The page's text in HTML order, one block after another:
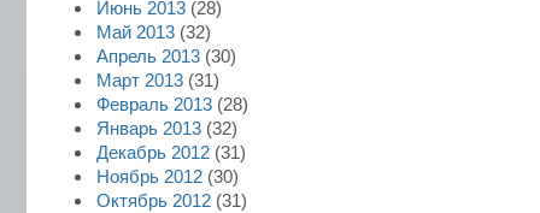
Июнь 2013 (28)
Май 2013 (32)
Апрель 2013 (30)
Март 2013 (31)
Февраль 2013 (28)
Январь 2013 (32)
Декабрь 2012 (31)
Ноябрь 2012 (30)
Октябрь 2012 (31)